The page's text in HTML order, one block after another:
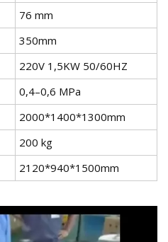
76 mm
350mm
220V 1,5KW 50/60HZ
0,4–0,6 MPa
2000*1400*1300mm
200 kg
2120*940*1500mm